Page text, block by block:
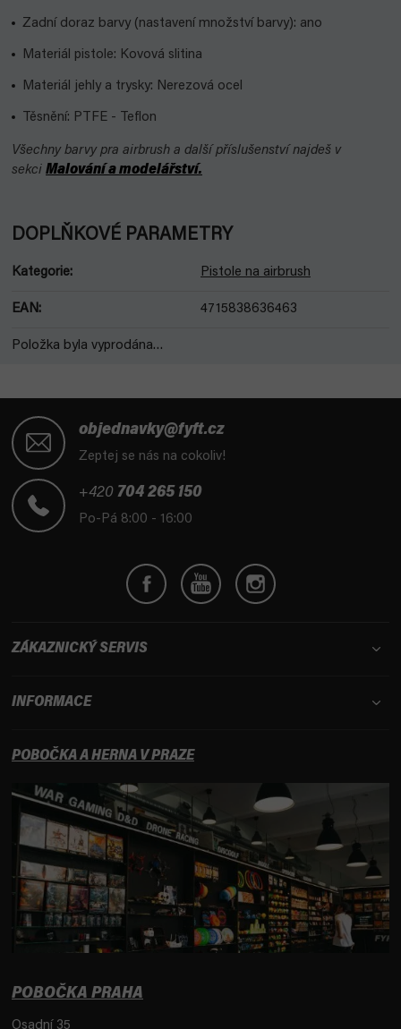
Zadní doraz barvy (nastavení množství barvy): ano
Materiál pistole: Kovová slitina
Materiál jehly a trysky: Nerezová ocel
Těsnění: PTFE - Teflon
Všechny barvy pra airbrush a další příslušenství najdeš v
sekci Malování a modelářství.
DOPLŇKOVÉ PARAMETRY
Kategorie: Pistole na airbrush
EAN: 4715838636463
Položka byla vyprodána…
objednavky@fyft.cz
Zeptej se nás na cokoliv!
+420 704 265 150
Po-Pá 8:00 - 16:00
ZÁKAZNICKÝ SERVIS
INFORMACE
POBOČKA A HERNA V PRAZE
POBOČKA PRAHA
Osadní 35